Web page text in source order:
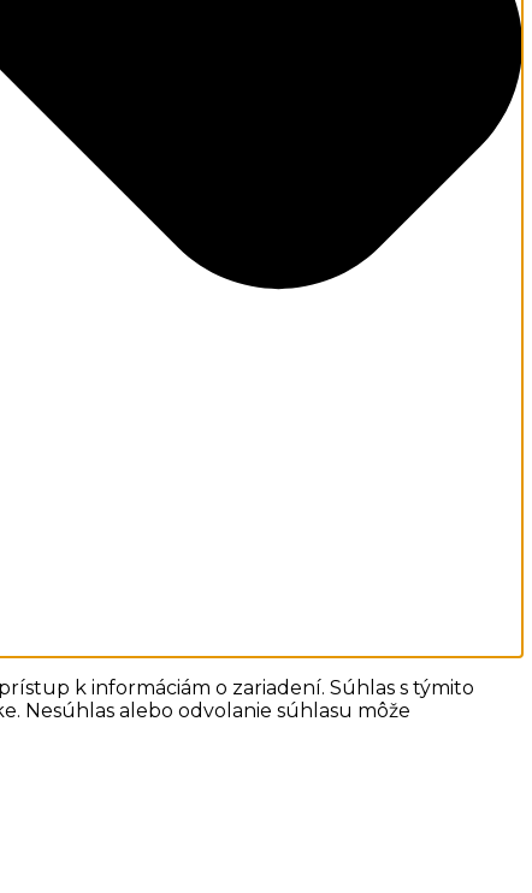
k informáciám o zariadení. Súhlas s týmito
Nesúhlas alebo odvolanie súhlasu môže